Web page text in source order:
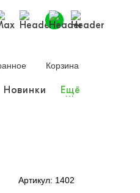
Корзина
Новинки Ещё
...
Артикул: 1402